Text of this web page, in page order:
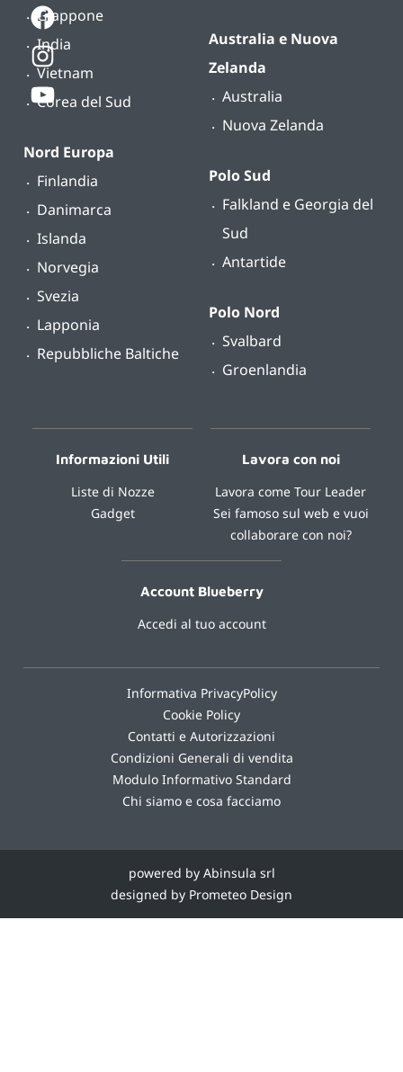
Giappone
India
Vietnam
Corea del Sud
Nord Europa
Finlandia
Danimarca
Islanda
Norvegia
Svezia
Lapponia
Repubbliche Baltiche
Australia e Nuova
Zelanda
Australia
Nuova Zelanda
Polo Sud
Falkland e Georgia del
Sud
Antartide
Polo Nord
Svalbard
Groenlandia
Informazioni Utili
Liste di Nozze
Gadget
Lavora con noi
Lavora come Tour Leader
Sei famoso sul web e vuoi
collaborare con noi?
Account Blueberry
Accedi al tuo account
Informativa PrivacyPolicy
Cookie Policy
Contatti e Autorizzazioni
Condizioni Generali di vendita
Modulo Informativo Standard
Chi siamo e cosa facciamo
powered by Abinsula srl
designed by Prometeo Design